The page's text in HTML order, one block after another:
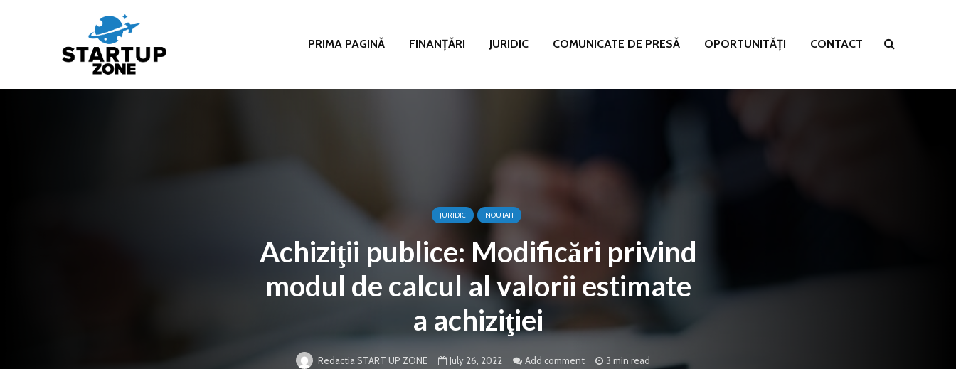
PRIMA PAGINĂ FINANȚĂRI JURIDIC COMUNICATE DE PRESĂ OPORTUNITĂȚI CONTACT
JURIDIC NOUTATI
Achiziţii publice: Modificări privind
modul de calcul al valorii estimate
a achiziţiei
Redactia START UP ZONE July 26, 2022 Add comment 3 min read